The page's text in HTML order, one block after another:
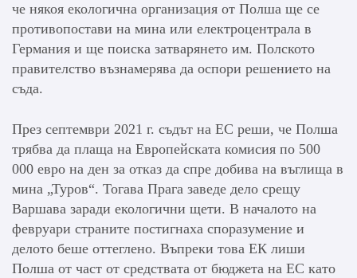
че някоя екологична организация от Полша ще се
противопостави на мина или електроцентрала в
Германия и ще поиска затварянето им. Полското
правителство възнамерява да оспори решението на
съда.
През септември 2021 г. съдът на ЕС реши, че Полша
трябва да плаща на Европейската комисия по 500
000 евро на ден за отказ да спре добива на въглища в
мина „Туров“. Тогава Прага заведе дело срещу
Варшава заради екологични щети. В началото на
февруари страните постигнаха споразумение и
делото беше оттеглено. Въпреки това ЕК лиши
Полша от част от средствата от бюджета на ЕС като